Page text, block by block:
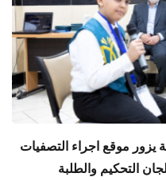
يزور موقع اجراء التصفيات
التحكيم والطلبة